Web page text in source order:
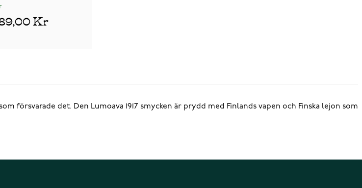
Kr
försvarade det. Den Lumoava 1917 smycken är prydd med Finlands vapen och Finska lejon som